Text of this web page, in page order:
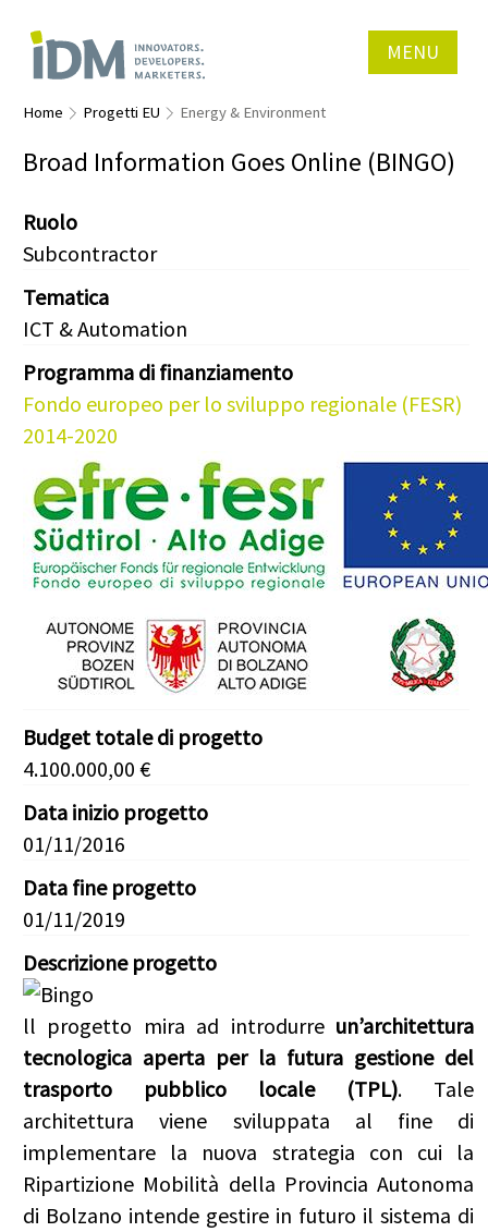
MENU
Home Progetti EU Energy & Environment
Broad Information Goes Online (BINGO)
Ruolo
Subcontractor
Tematica
ICT & Automation
Programma di finanziamento
Fondo europeo per lo sviluppo regionale (FESR)
2014-2020
Budget totale di progetto
4.100.000,00 €
Data inizio progetto
01/11/2016
Data fine progetto
01/11/2019
Descrizione progetto
ll progetto mira ad introdurre un’architettura
tecnologica aperta per la futura gestione del
trasporto pubblico locale (TPL). Tale
architettura viene sviluppata al fine di
implementare la nuova strategia con cui la
Ripartizione Mobilità della Provincia Autonoma
di Bolzano intende gestire in futuro il sistema di